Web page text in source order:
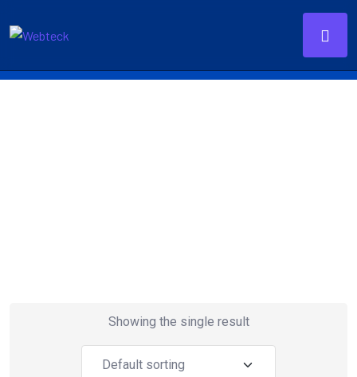
Showing the single result